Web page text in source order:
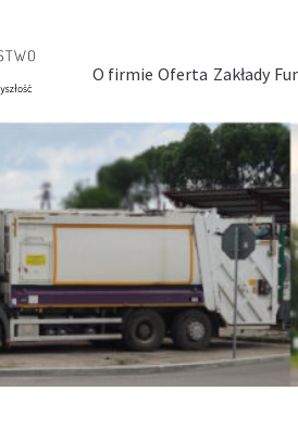
O firmie Oferta Zakłady